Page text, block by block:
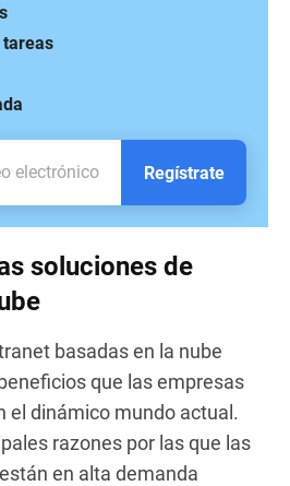
Regístrate
soluciones de
basadas en la nube
que las empresas
el dinámico mundo actual.
razones por las que las
están en alta demanda